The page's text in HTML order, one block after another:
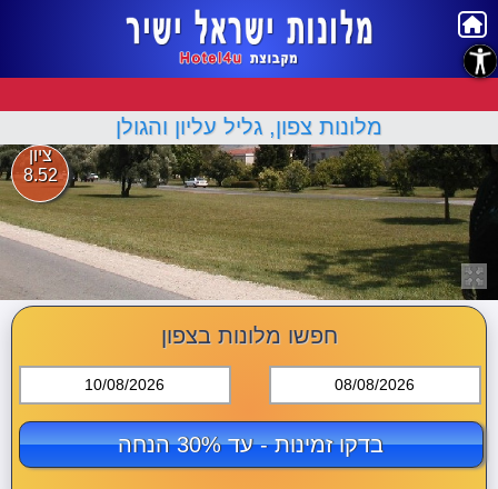
מלונות צפון, גליל עליון והגולן
ציון
8.52
חפשו מלונות בצפון
10/08/2026 08/08/2026
בדקו זמינות - עד 30% הנחה
נגישות